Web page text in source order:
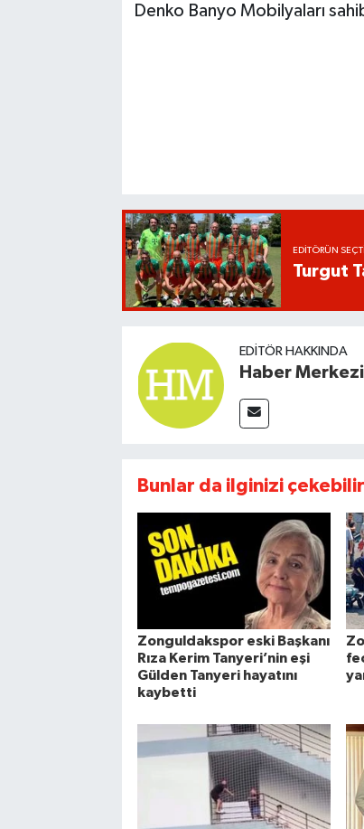
Denko Banyo Mobilyaları
EDITÖRÜN
Turgut
EDITÖR HAKKINDA
Haber Merkezi
Bunlar da ilginizi çekebilir
Zonguldakspor eski Başkanı
Rıza Kerim Tanyeri’nin eşi
Gülden Tanyeri hayatını
kaybetti